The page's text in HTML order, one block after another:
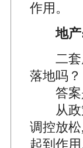
作用。
地产
二套房
落地吗？
答案是
从政策
调控放
起到作